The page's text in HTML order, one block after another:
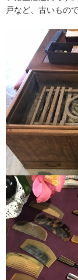
戸など、古いもの